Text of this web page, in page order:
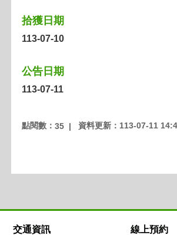
拾獲日期
113-07-10
公告日期
113-07-11
點閱數： 35 資料更新：113-07-11
交通資訊
線上預約